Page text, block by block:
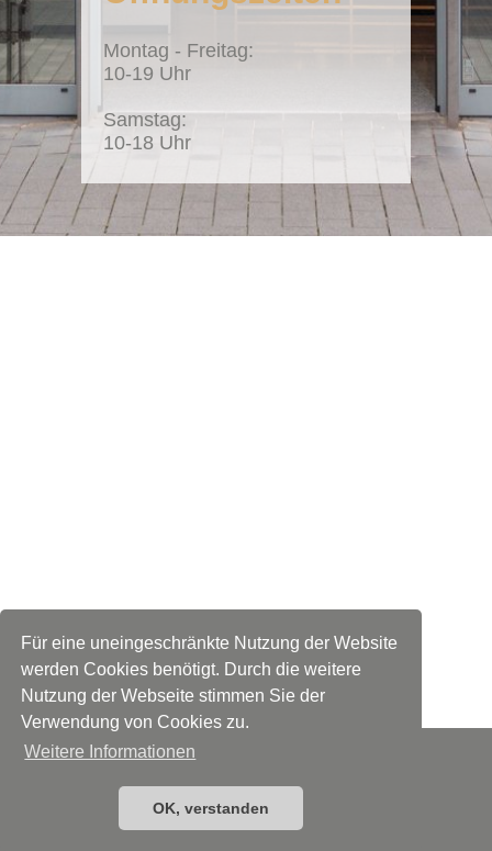
Für eine uneingeschränkte Nutzung der Website
werden Cookies benötigt. Durch die weitere
Nutzung der Webseite stimmen Sie der
Verwendung von Cookies zu.
Weitere Informationen
OK, verstanden
Montag - Freitag:
10-19 Uhr
Samstag:
10-18 Uhr
webdesign by mediakammer